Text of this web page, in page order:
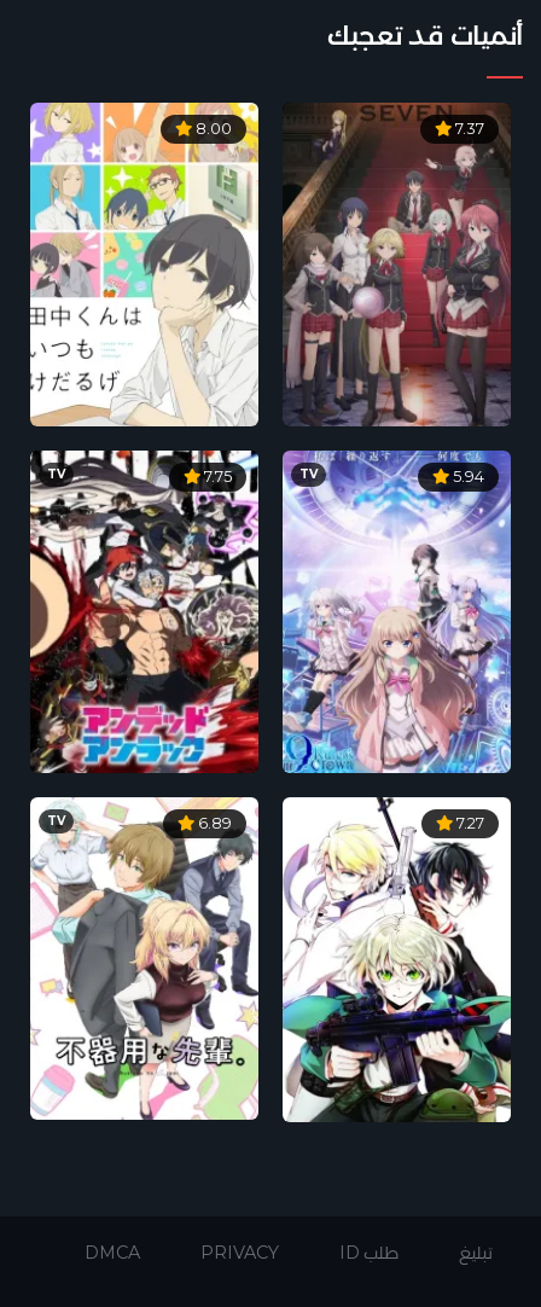
أنميات قد تعجبك
7.37
8.00
5.94
TV
7.75
TV
7.27
6.89
TV
تبليغ طلب ID PRIVACY
DMCA